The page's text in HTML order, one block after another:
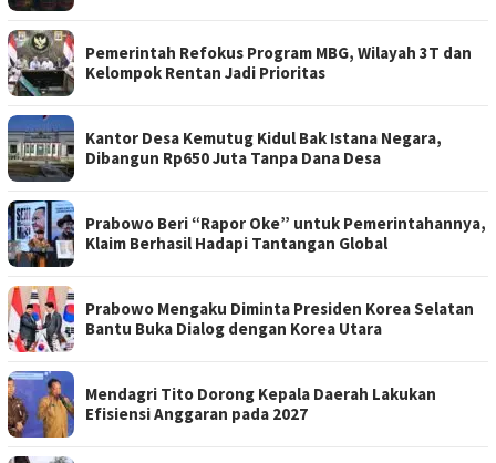
Pemerintah Refokus Program MBG, Wilayah 3T dan
Kelompok Rentan Jadi Prioritas
Kantor Desa Kemutug Kidul Bak Istana Negara,
Dibangun Rp650 Juta Tanpa Dana Desa
Prabowo Beri “Rapor Oke” untuk Pemerintahannya,
Klaim Berhasil Hadapi Tantangan Global
Prabowo Mengaku Diminta Presiden Korea Selatan
Bantu Buka Dialog dengan Korea Utara
Mendagri Tito Dorong Kepala Daerah Lakukan
Efisiensi Anggaran pada 2027